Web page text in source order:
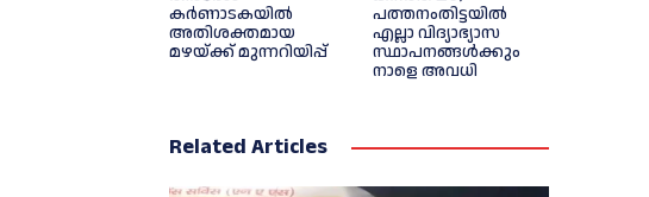
കർണാടകയിൽ
അതിശക്തമായ
മഴയ്ക്ക് മുന്നറിയിപ്പ്
പത്തനംതിട്ടയില്‍
എല്ലാ വിദ്യാഭ്യാസ
സ്ഥാപനങ്ങള്‍ക്കും
നാളെ അവധി
Related Articles